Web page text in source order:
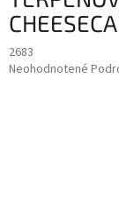
2683
Priemerné
Neohodnotené